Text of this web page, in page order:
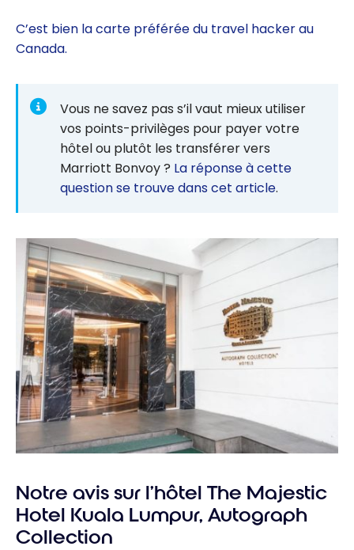
C’est bien la carte préférée du travel hacker au
Canada.
Vous ne savez pas s’il vaut mieux utiliser
vos points-privilèges pour payer votre
hôtel ou plutôt les transférer vers
Marriott Bonvoy ? La réponse à cette
question se trouve dans cet article.
Notre avis sur l’hôtel The Majestic
Hotel Kuala Lumpur, Autograph
Collection